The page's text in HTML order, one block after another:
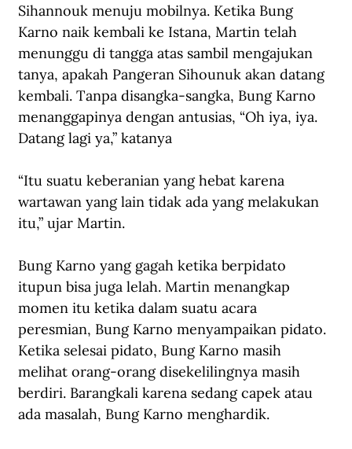
Sihannouk menuju mobilnya. Ketika Bung
Karno naik kembali ke Istana, Martin telah
menunggu di tangga atas sambil mengajukan
tanya, apakah Pangeran Sihounuk akan datang
kembali. Tanpa disangka-sangka, Bung Karno
menanggapinya dengan antusias, “Oh iya, iya.
Datang lagi ya,” katanya
“Itu suatu keberanian yang hebat karena
wartawan yang lain tidak ada yang melakukan
itu,” ujar Martin.
Bung Karno yang gagah ketika berpidato
itupun bisa juga lelah. Martin menangkap
momen itu ketika dalam suatu acara
peresmian, Bung Karno menyampaikan pidato.
Ketika selesai pidato, Bung Karno masih
melihat orang-orang disekelilingnya masih
berdiri. Barangkali karena sedang capek atau
ada masalah, Bung Karno menghardik.